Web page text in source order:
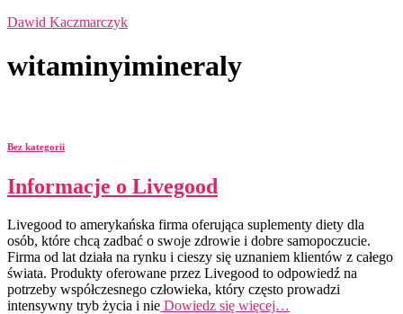
Dawid Kaczmarczyk
witaminyimineraly
Bez kategorii
Informacje o Livegood
Livegood to amerykańska firma oferująca suplementy diety dla
osób, które chcą zadbać o swoje zdrowie i dobre samopoczucie.
Firma od lat działa na rynku i cieszy się uznaniem klientów z całego
świata. Produkty oferowane przez Livegood to odpowiedź na
potrzeby współczesnego człowieka, który często prowadzi
intensywny tryb życia i nie Dowiedz się więcej…